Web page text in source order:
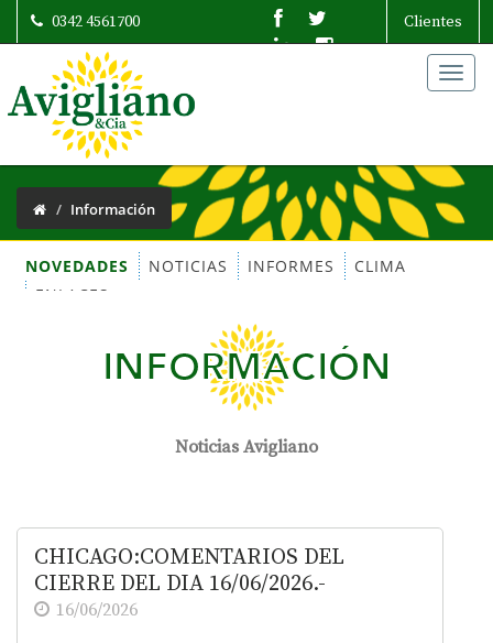
0342 4561700 Clientes
Información
NOVEDADES NOTICIAS INFORMES
CLIMA
ENLACES
INFORMACIÓN
Noticias Avigliano
CHICAGO:COMENTARIOS DEL
CIERRE DEL DIA 16/06/2026.-
16/06/2026